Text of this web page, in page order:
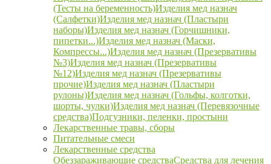
(Тесты на беременность)Изделия мед назнач
(Салфетки)Изделия мед назнач (Пластыри
наборы)Изделия мед назнач (Горчишники,
пипетки...)Изделия мед назнач (Маски,
Компрессы...)Изделия мед назнач (Презервативы
№3)Изделия мед назнач (Презервативы
№12)Изделия мед назнач (Презервативы
прочие)Изделия мед назнач (Пластыри
рулоны)Изделия мед назнач (Гольфы, колготки,
шорты, чулки)Изделия мед назнач (Перевязочные
средства)Подгузники, пеленки, простыни
Лекарственные травы, сборы
Питательные смеси
Лекарственные средства
Обеззараживающие средстваСредства для лечения